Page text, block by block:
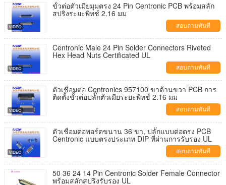
ขั้วต่อตัวเมียมุมตรง 24 Pin Centronic PCB พร้อมสลัก
สปริงระยะพิทช์ 2.16 มม
สอบถามทันที
Centronic Male 24 Pin Solder Connectors Riveted
Hex Head Nuts Certificated UL
สอบถามทันที
ตัวเชื่อมต่อ Centronics 957100 ขาด้านขวา PCB การ
ติดตั้งขั้วต่อปลั๊กตัวเมียระยะพิทช์ 2.16 มม
สอบถามทันที
ตัวเชื่อมต่อพอร์ตขนาน 36 ขา, ปลั๊กแบบต่อตรง PCB
Centronic แบบตรงประเภท DIP ที่ผ่านการรับรอง UL
สอบถามทันที
50 36 24 14 Pin Centronic Solder Female Connector
พร้อมสลักสปริงรับรอง UL